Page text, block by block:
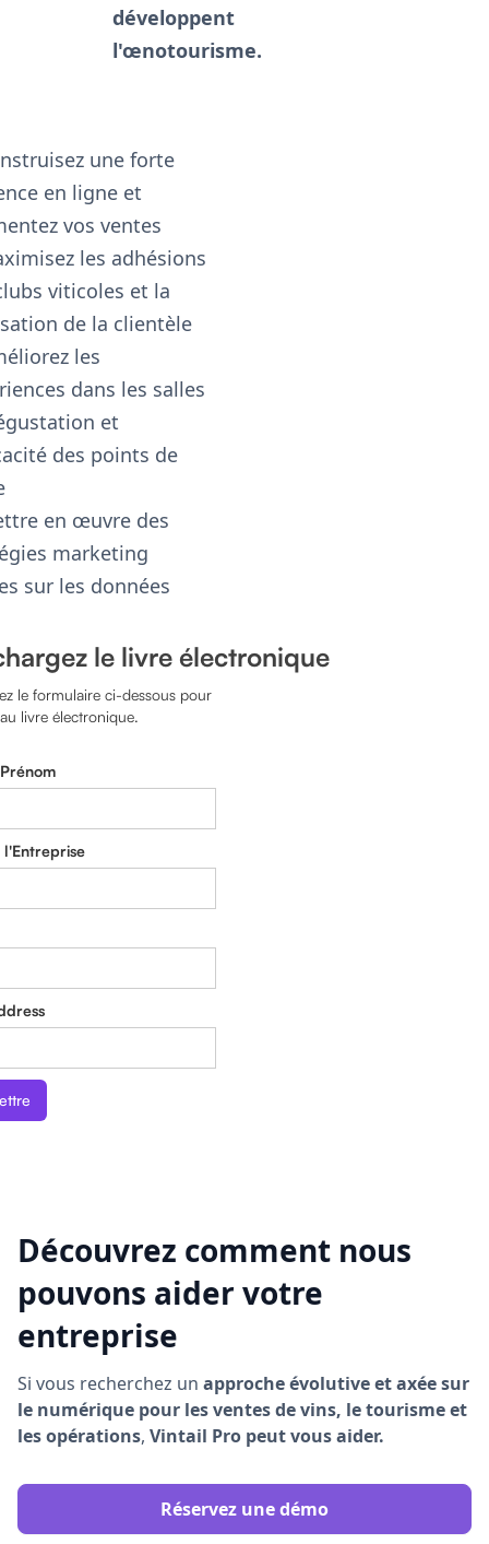
développent
l'œnotourisme.
une forte
en ligne et
vos ventes
les adhésions
viticoles et la
de la clientèle
les
dans les salles
et
des points de
en œuvre des
marketing
sur les données
le livre électronique
le formulaire ci-dessous pour
livre électronique.
Découvrez comment nous
pouvons aider votre
entreprise
Si vous recherchez un approche évolutive et axée sur
le numérique pour les ventes de vins, le tourisme et
les opérations, Vintail Pro peut vous aider.
Réservez une démo